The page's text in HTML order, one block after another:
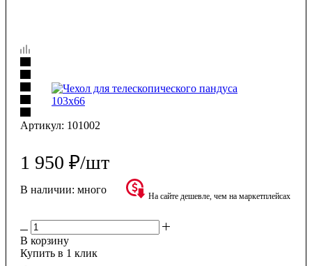
Артикул: 101002
1 950 ₽/шт
В наличии: много
На сайте дешевле, чем на маркетплейсах
В корзину
Купить в 1 клик